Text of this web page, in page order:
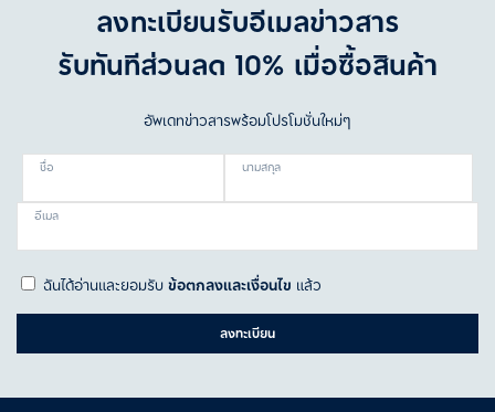
ลงทะเบียนรับอีเมลข่าวสาร
รับทันทีส่วนลด 10% เมื่อซื้อสินค้า
อัพเดทข่าวสารพร้อมโปรโมชั่นใหม่ๆ
ชื่อ นามสกุล
อีเมล
ฉันได้อ่านและยอมรับข้อตกลงและเงื่อนไข แล้ว
ลงทะเบียน